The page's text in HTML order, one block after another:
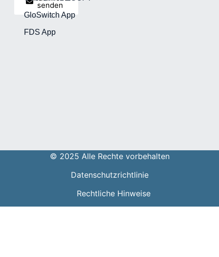
senden
GloSwitch App
FDS App
© 2025 Alle Rechte vorbehalten
Datenschutzrichtlinie
Rechtliche Hinweise